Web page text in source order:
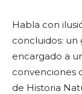
Habla con
concluidos: un
encargado a
convenciones
de Historia